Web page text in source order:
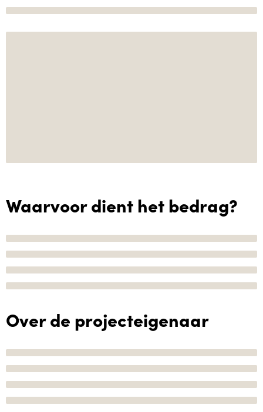
Waarvoor dient het bedrag?
Over de projecteigenaar